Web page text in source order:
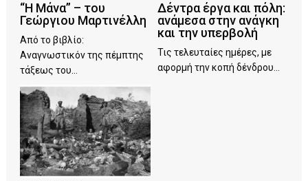
“Η Μάνα” – του
Γεώργιου Μαρτινέλλη
Από το βιβλίο:
Αναγνωστικόν της πέμπτης
τάξεως του...
Δέντρα έργα και πόλη:
ανάμεσα στην ανάγκη
και την υπερβολή
Τις τελευταίες ημέρες, με
αφορμή την κοπή δένδρου...